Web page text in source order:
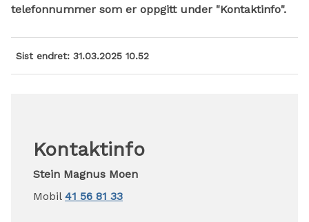
telefonnummer som er oppgitt under "Kontaktinfo".
Sist endret 31.03.2025 10.52
Kontaktinfo
Stein Magnus Moen
Mobil 41 56 81 33